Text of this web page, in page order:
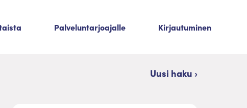
Palveluntarjoajalle Kirjautuminen
Uusi haku ›